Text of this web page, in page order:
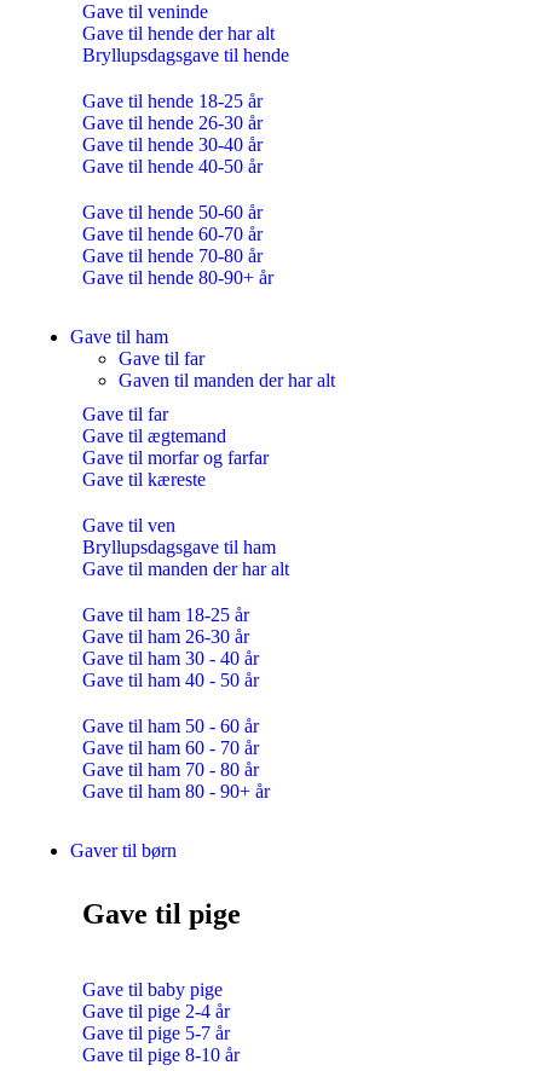
Gave til veninde
Gave til hende der har alt
Bryllupsdagsgave til hende
Gave til hende 18-25 år
Gave til hende 26-30 år
Gave til hende 30-40 år
Gave til hende 40-50 år
Gave til hende 50-60 år
Gave til hende 60-70 år
Gave til hende 70-80 år
Gave til hende 80-90+ år
Gave til ham
Gave til far
Gaven til manden der har alt
Gave til far
Gave til ægtemand
Gave til morfar og farfar
Gave til kæreste
Gave til ven
Bryllupsdagsgave til ham
Gave til manden der har alt
Gave til ham 18-25 år
Gave til ham 26-30 år
Gave til ham 30 - 40 år
Gave til ham 40 - 50 år
Gave til ham 50 - 60 år
Gave til ham 60 - 70 år
Gave til ham 70 - 80 år
Gave til ham 80 - 90+ år
Gaver til børn
Gave til pige
Gave til baby pige
Gave til pige 2-4 år
Gave til pige 5-7 år
Gave til pige 8-10 år